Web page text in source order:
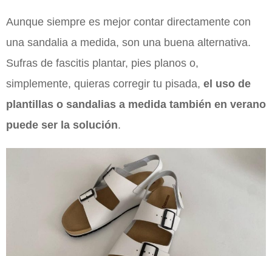
Aunque siempre es mejor contar directamente con
una sandalia a medida, son una buena alternativa.
Sufras de fascitis plantar, pies planos o,
simplemente, quieras corregir tu pisada, el uso de
plantillas o sandalias a medida también en verano
puede ser la solución.